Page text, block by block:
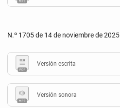
N.º 1705 de 14 de noviembre de 2025
Versión escrita
Versión sonora